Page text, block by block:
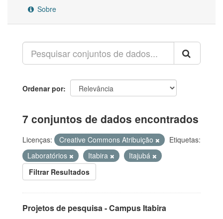
Sobre
Ordenar por
7 conjuntos de dados encontrados
Licenças: Creative Commons Atribuição
Etiquetas:
Laboratórios
Itabira
Itajubá
Filtrar Resultados
Projetos de pesquisa - Campus Itabira